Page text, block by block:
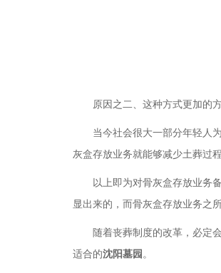
原因之二、 这种方式更加的
当今社会很大一部分年轻人
灰盒存放业务就能够减少土葬过
以上即为对骨灰盒存放业务
显出来的，而骨灰盒存放业务之
随着丧葬制度的改革，必定
适合的沈阳墓园 。